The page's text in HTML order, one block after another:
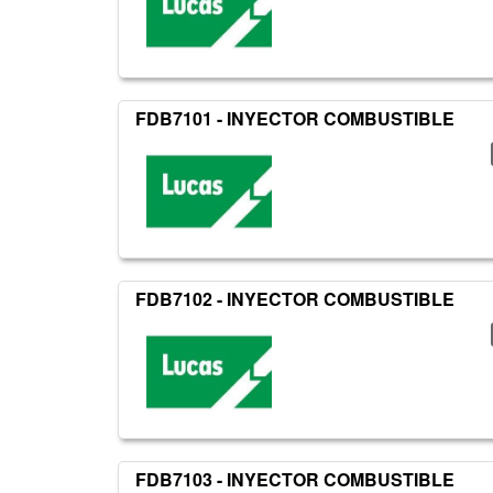
FDB7101 - INYECTOR COMBUSTIBLE
FDB7102 - INYECTOR COMBUSTIBLE
FDB7103 - INYECTOR COMBUSTIBLE